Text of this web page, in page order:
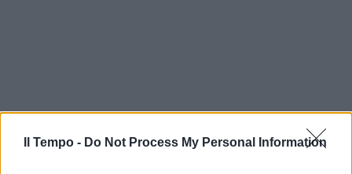
Il Tempo - Do Not Process My Personal Information
In evidenza